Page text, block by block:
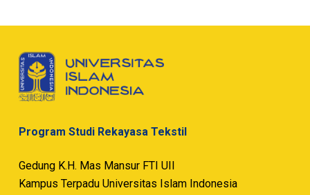
Program Studi Rekayasa Tekstil
Gedung K.H. Mas Mansur FTI UII
Kampus Terpadu Universitas Islam Indonesia